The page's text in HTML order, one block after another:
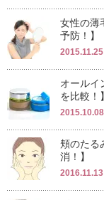
女性の薄
予防！】
2015.11.25
オールイ
を比較！】
2015.10.08
頬のたる
消！】
2016.11.13